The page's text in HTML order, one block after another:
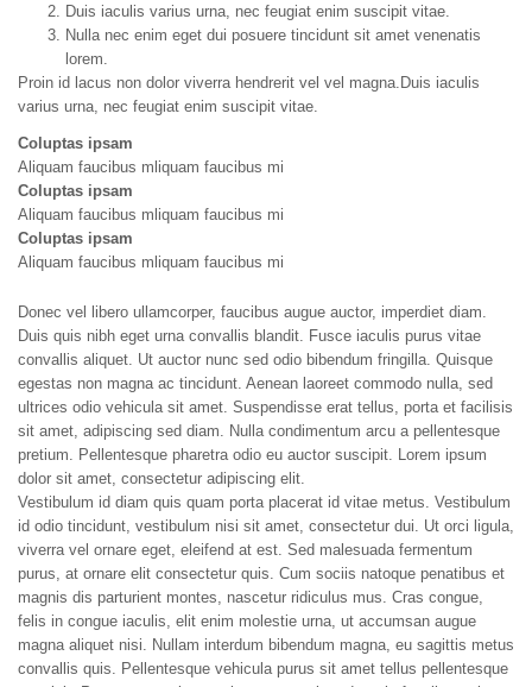
Duis iaculis varius urna, nec feugiat enim suscipit vitae.
Nulla nec enim eget dui posuere tincidunt sit amet venenatis
lorem.
Proin id lacus non dolor viverra hendrerit vel vel magna.Duis iaculis
varius urna, nec feugiat enim suscipit vitae.
Coluptas ipsam
Aliquam faucibus mliquam faucibus mi
Coluptas ipsam
Aliquam faucibus mliquam faucibus mi
Coluptas ipsam
Aliquam faucibus mliquam faucibus mi
Donec vel libero ullamcorper, faucibus augue auctor, imperdiet diam.
Duis quis nibh eget urna convallis blandit. Fusce iaculis purus vitae
convallis aliquet. Ut auctor nunc sed odio bibendum fringilla. Quisque
egestas non magna ac tincidunt. Aenean laoreet commodo nulla, sed
ultrices odio vehicula sit amet. Suspendisse erat tellus, porta et facilisis
sit amet, adipiscing sed diam. Nulla condimentum arcu a pellentesque
pretium. Pellentesque pharetra odio eu auctor suscipit. Lorem ipsum
dolor sit amet, consectetur adipiscing elit.
Vestibulum id diam quis quam porta placerat id vitae metus. Vestibulum
id odio tincidunt, vestibulum nisi sit amet, consectetur dui. Ut orci ligula,
viverra vel ornare eget, eleifend at est. Sed malesuada fermentum
purus, at ornare elit consectetur quis. Cum sociis natoque penatibus et
magnis dis parturient montes, nascetur ridiculus mus. Cras congue,
felis in congue iaculis, elit enim molestie urna, ut accumsan augue
magna aliquet nisi. Nullam interdum bibendum magna, eu sagittis metus
convallis quis. Pellentesque vehicula purus sit amet tellus pellentesque